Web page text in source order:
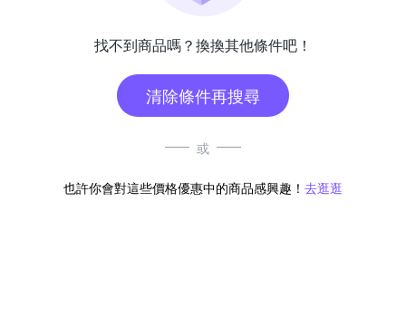
找不到商品嗎？換換其他條件吧！
清除條件再搜尋
或
也許你會對這些價格優惠中的商品感興趣！ 去逛逛